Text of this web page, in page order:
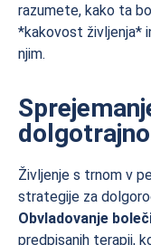
razumete, kako ta
*kakovost življenja*
njim.
Življenje s trnom v
strategije za
Obvladovanje
predpisanih terapij,